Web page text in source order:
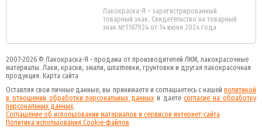
Лакокраска-Я – зарегистрированный
товарный знак. Свидетельство на товарный
знак №1187924 от 14 июня 2024 года
2007-2026 © Лакокраска-Я - продажа от производителей ЛКМ, лакокрасочные
материалы. Лаки, краски, эмали, шпатлевки, грунтовки и другая лакокрасочная
продукция. Карта сайта
Оставляя свои личные данные, вы принимаете и соглашаетесь с нашей политикой
в отношении обработки персональных данных и даетеcогласие на обработку
персональных данных.
Соглашение об использовании материалов и сервисов интернет-сайта
Политика использования Cookie-файлов